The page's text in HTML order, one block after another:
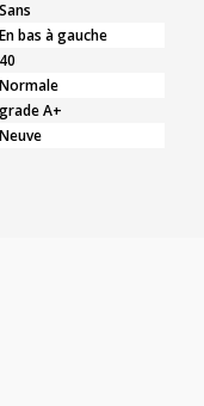
Sans
En bas à gauche
40
Normale
grade A+
Neuve